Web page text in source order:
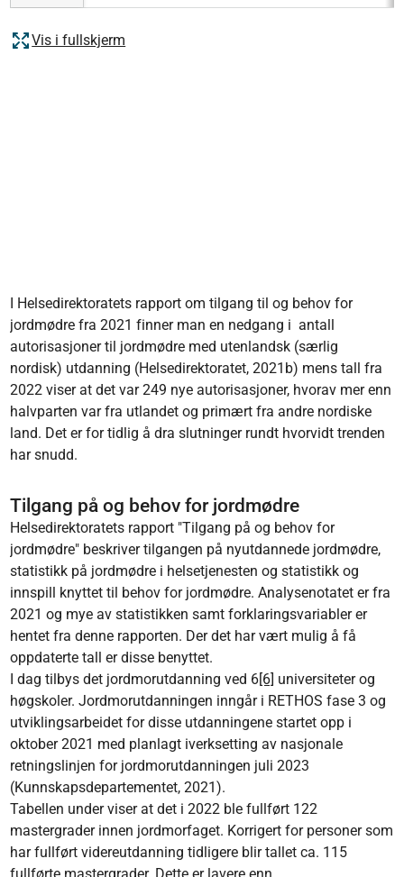
Vis i fullskjerm
I Helsedirektoratets rapport om tilgang til og behov for
jordmødre fra 2021 finner man en nedgang i antall
autorisasjoner til jordmødre med utenlandsk (særlig
nordisk) utdanning (Helsedirektoratet, 2021b) mens tall fra
2022 viser at det var 249 nye autorisasjoner, hvorav mer enn
halvparten var fra utlandet og primært fra andre nordiske
land. Det er for tidlig å dra slutninger rundt hvorvidt trenden
har snudd.
Tilgang på og behov for jordmødre
Helsedirektoratets rapport "Tilgang på og behov for
jordmødre" beskriver tilgangen på nyutdannede jordmødre,
statistikk på jordmødre i helsetjenesten og statistikk og
innspill knyttet til behov for jordmødre. Analysenotatet er fra
2021 og mye av statistikken samt forklaringsvariabler er
hentet fra denne rapporten. Der det har vært mulig å få
oppdaterte tall er disse benyttet.
I dag tilbys det jordmorutdanning ved 6[6] universiteter og
høgskoler. Jordmorutdanningen inngår i RETHOS fase 3 og
utviklingsarbeidet for disse utdanningene startet opp i
oktober 2021 med planlagt iverksetting av nasjonale
retningslinjen for jordmorutdanningen juli 2023
(Kunnskapsdepartementet, 2021).
Tabellen under viser at det i 2022 ble fullført 122
mastergrader innen jordmorfaget. Korrigert for personer som
har fullført videreutdanning tidligere blir tallet ca. 115